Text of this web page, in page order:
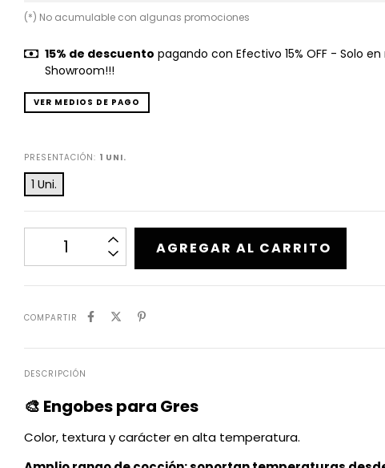
(*) No acumulable con algunas promociones
15% de descuento pagando con Efectivo 15% OFF - Solo
Showroom!!!
VER MEDIOS DE PAGO
PRESENTACIÓN: 1 UNI.
1 Uni.
COMPARTIR
DESCRIPCIÓN
🎨 Engobes para Gres
Color, textura y carácter en alta temperatura.